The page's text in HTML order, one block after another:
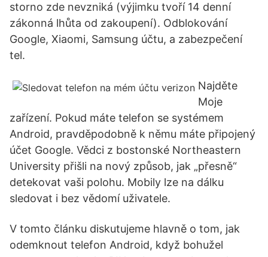
storno zde nevzniká (výjimku tvoří 14 denní
zákonná lhůta od zakoupení). Odblokování
Google, Xiaomi, Samsung účtu, a zabezpečení
tel.
Najděte
Moje
zařízení. Pokud máte telefon se systémem
Android, pravděpodobně k němu máte připojený
účet Google. Vědci z bostonské Northeastern
University přišli na nový způsob, jak „přesně“
detekovat vaši polohu. Mobily lze na dálku
sledovat i bez vědomí uživatele.
V tomto článku diskutujeme hlavně o tom, jak
odemknout telefon Android, když bohužel